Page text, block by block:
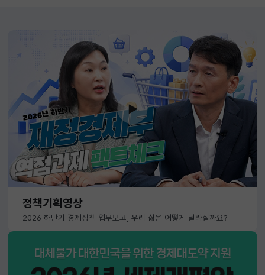
정책기획영상
2026 하반기 경제정책 업무보고, 우리 삶은 어떻게 달라질까요?